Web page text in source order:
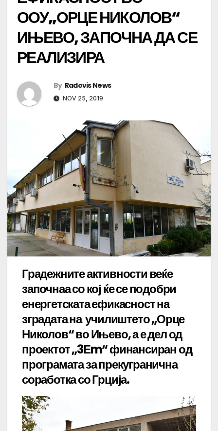
ООУ„ОРЦЕ НИКОЛОВ“
ИЊЕВО, ЗАПОЧНА ДА СЕ
РЕАЛИЗИРА
By Radovis News
NOV 25, 2019
Градежните активности веќе
започнаа со кој ќе се подобри
енергетската ефикасност на
зградата на училиштето „Орце
Николов“ во Ињево, а е дел од
проектот „3Еm“ финансиран од
програмата за прекугранична
соработка со Грција.